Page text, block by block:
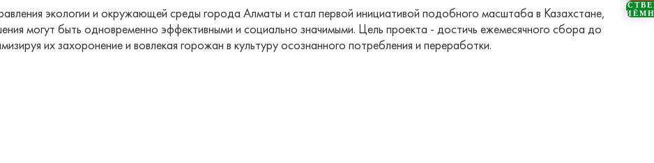
экологии и окружающей среды города Алматы и стал первой инициативой подобного масштаба в Казахстане,
могут быть одновременно эффективными и социально значимыми. Цель проекта - достичь ежемесячного сбора до
их захоронение и вовлекая горожан в культуру осознанного потребления и переработки.